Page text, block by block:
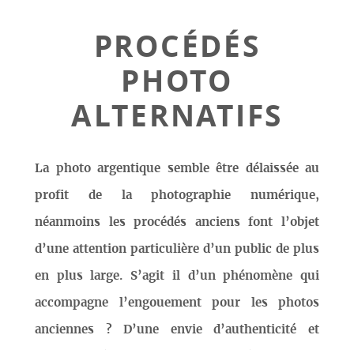
PROCÉDÉS
PHOTO
ALTERNATIFS
La photo argentique semble être délaissée au
profit de la photographie numérique,
néanmoins les procédés anciens font l’objet
d’une attention particulière d’un public de plus
en plus large. S’agit il d’un phénomène qui
accompagne l’engouement pour les photos
anciennes ? D’une envie d’authenticité et